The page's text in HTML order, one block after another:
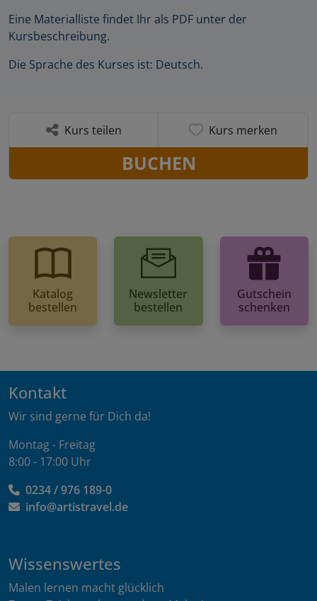
Eine Materialliste findet Ihr als PDF unter der
Kursbeschreibung.
Die Sprache des Kurses ist: Deutsch.
Kurs teilen Kurs merken
BUCHEN
Katalog
bestellen
Newsletter
bestellen
Gutschein
schenken
Kontakt
Wir sind gerne für Dich da!
Montag - Freitag
8:00 - 17:00 Uhr
0234 / 976 189-0
info@artistravel.de
Wissenswertes
Malen lernen macht glücklich